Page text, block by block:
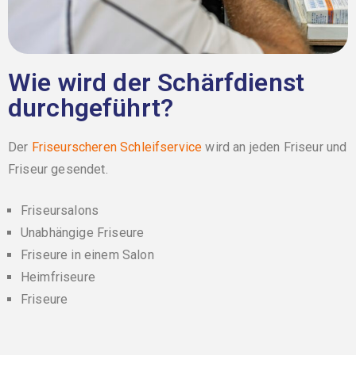
Wie wird der Schärfdienst
durchgeführt?
Der Friseurscheren Schleifservice wird an jeden Friseur und
Friseur gesendet.
Friseursalons
Unabhängige Friseure
Friseure in einem Salon
Heimfriseure
Friseure